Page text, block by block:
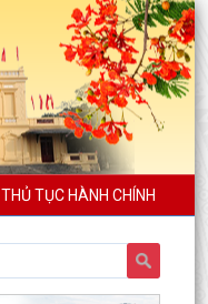
THỦ TỤC HÀNH CHÍNH